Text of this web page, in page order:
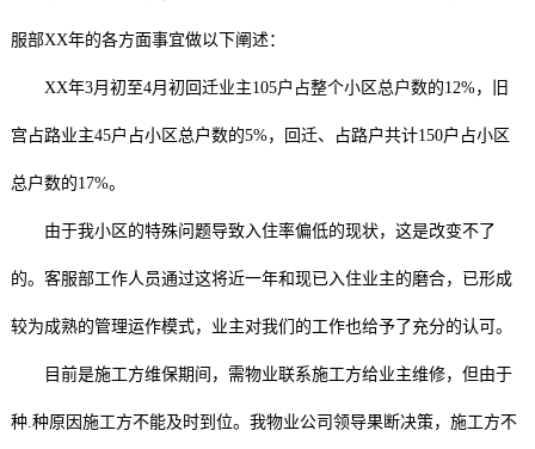
服部XX年的各方面事宜做以下阐述：
XX年3月初至4月初回迁业主105户占整个小区总户数的12%，旧
宫占路业主45户占小区总户数的5%，回迁、占路户共计150户占小区
总户数的17%。
由于我小区的特殊问题导致入住率偏低的现状，这是改变不了
的。客服部工作人员通过这将近一年和现已入住业主的磨合，已形成
较为成熟的管理运作模式，业主对我们的工作也给予了充分的认可。
目前是施工方维保期间，需物业联系施工方给业主维修，但由于
种.种原因施工方不能及时到位。我物业公司领导果断决策，施工方不